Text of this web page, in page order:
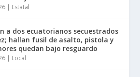
| Estatal
a dos ecuatorianos secuestrados
hallan fusil de asalto, pistola y
quedan bajo resguardo
| Local